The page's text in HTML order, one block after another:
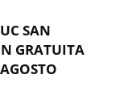
SAN
GRATUITA